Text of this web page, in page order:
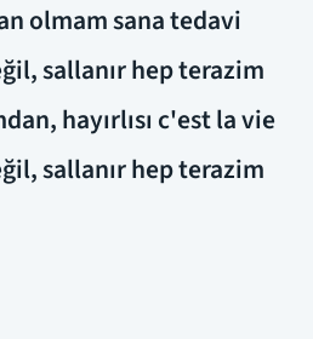
olmam sana tedavi
sallanır hep terazim
hayırlısı c'est la vie
sallanır hep terazim